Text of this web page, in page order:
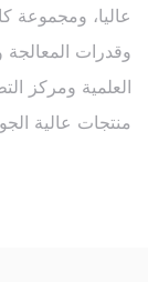
عاليا، ومجموعة
وقدرات المعالجة
العلمية ومركز
منتجات عالية